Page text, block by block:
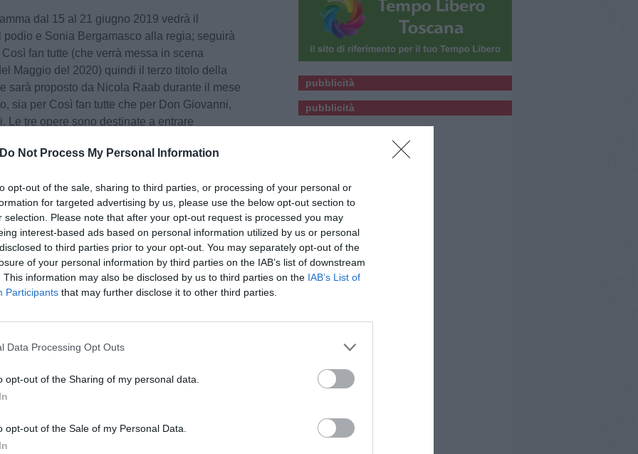
Do Not Process My Personal Information
opt-out of the sale, sharing to third parties, or processing of your personal or
for targeted advertising by us, please use the below opt-out section to
selection. Please note that after your opt-out request is processed you may
interest-based ads based on personal information utilized by us or personal
to third parties prior to your opt-out. You may separately opt-out of the
of your personal information by third parties on the IAB’s list of downstream
This information may also be disclosed by us to third parties on the IAB’s List of
Participants that may further disclose it to other third parties.
Data Processing Opt Outs
opt-out of the Sharing of my personal data.
opt-out of the Sale of my Personal Data.
dal 15 al 21 giugno 2019 vedrà il
e Sonia Bergamasco alla regia; seguirà
fan tutte (che verrà messa in scena
Maggio del 2020) quindi il terzo titolo della
sarà proposto da Nicola Raab durante il mese
sia per Così fan tutte che per Don Giovanni,
Le tre opere sono destinate a entrare
Maggio.
durante il prossimo Festival, vuole essere
tra le più celebri ed eseguite, però viste e
prospettiva diversa, cioè da occhi al
Cristiano Chiarot, che continua: “i tre
a essere sempre reinterpretati, tante sono
che possono essere riportati a nuovo
volte”.
“Non siamo qui per stabilire una linea,
questa prospettiva, terrà conto ovviamente
di Sonia Bergamasco, Elena Bucci e
stilistica, delle loro idee estetiche e il modo
tre opere che restano sempre molto attuali.
tutti assieme se ne parli e si formi una
curiosità rispetto al lavoro di tutti, consentendo
dall’altro”.
pubblicità
pubblicità